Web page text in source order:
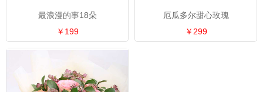
最浪漫的事18朵
￥199
厄瓜多尔甜心玫瑰
￥299